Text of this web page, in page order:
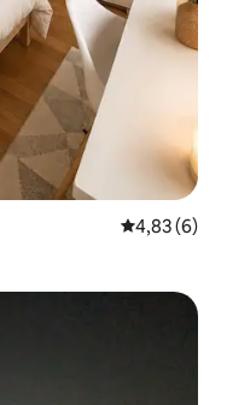
Priemerné
4,83 (6)